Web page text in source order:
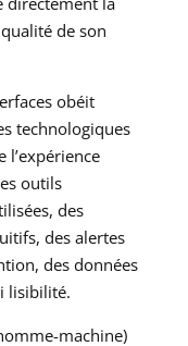
de son
obéit
technologiques
outils
des
des alertes
des données
lisibilité.
machine)